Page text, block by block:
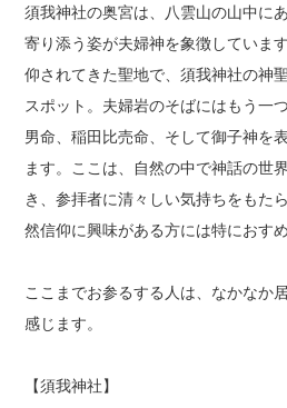
須我神社の奥宮は、八雲山の山中に
寄り添う姿が夫婦神を象徴していま
仰されてきた聖地で、須我神社の神
スポット。夫婦岩のそばにはもう一
男命、稲田比売命、そして御子神を
ます。ここは、自然の中で神話の世
き、参拝者に清々しい気持ちをもた
然信仰に興味がある方には特におすめ
ここまでお参るする人は、なかなか
感じます。
【須我神社】